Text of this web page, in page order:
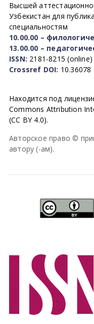
Высшей
Узбекистан для
специальностям
10.00.00 –
13.00.00 –
ISSN: 2181-8215 (online)
Crossref DOI: 10.36078
Находится под
Commons Attribution
(CC BY 4.0).
Авторское право ©
автору (-ам).